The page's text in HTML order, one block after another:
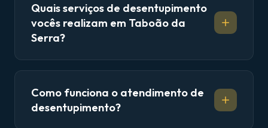
Quais serviços de desentupimento
vocês realizam em Taboão da
Serra?
Como funciona o atendimento de
desentupimento?